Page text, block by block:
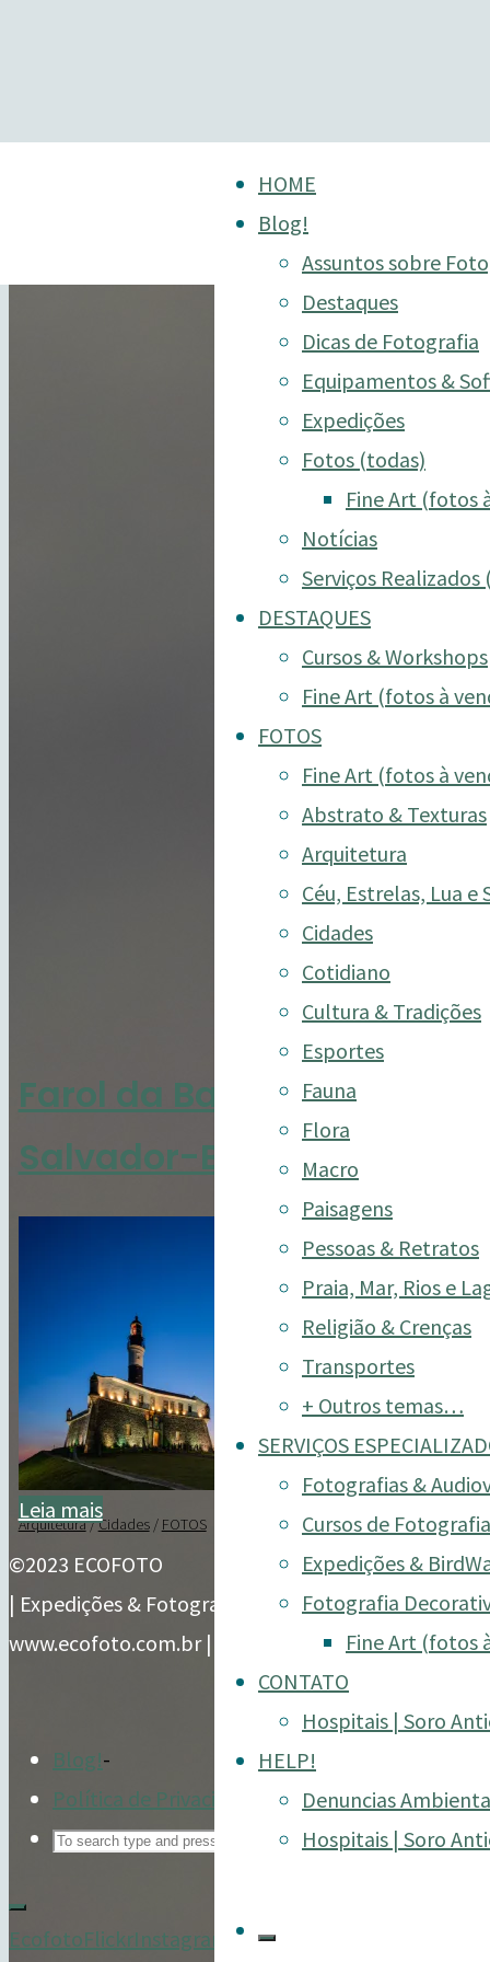
HOME
Blog!
Assuntos sobre
Destaques
Dicas de Fotografia
Equipamentos &
Expedições
Fotos (todas)
Fine Art (fotos
Notícias
Serviços
DESTAQUES
Cursos & Workshops
Fine Art (fotos à
FOTOS
Fine Art (fotos à
Abstrato & Texturas
Arquitetura
Céu, Estrelas, Lua e
Cidades
Cotidiano
Cultura & Tradições
Esportes
Fauna
Flora
Macro
Paisagens
Pessoas & Retratos
Praia, Mar, Rios e
Religião & Crenças
Transportes
+ Outros temas…
SERVIÇOS
Fotografias &
Cursos de
Expedições &
Fotografia
Fine Art (fotos
CONTATO
Hospitais | Soro
HELP!
Denuncias
Hospitais | Soro
Farol da Barra –
Salvador-BA
Arquitetura/Cidades / FOTOS
Leia mais"Farol
Powered byKahuna&WordPress.
©2023 ECOFOTO
| Expedições & Fotografias de Natureza
www.ecofoto.com.br | ©TRDP
Blog!-
Política de Privacidade – LGPD-
Search
EcofotoFlickrInstagram